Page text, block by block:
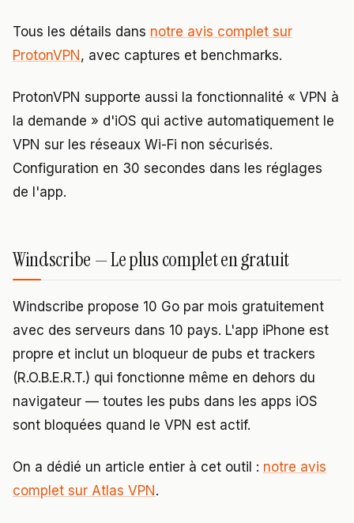
Tous les détails dans notre avis complet sur
ProtonVPN , avec captures et benchmarks.
ProtonVPN supporte aussi la fonctionnalité « VPN à
la demande » d'iOS qui active automatiquement le
VPN sur les réseaux Wi-Fi non sécurisés.
Configuration en 30 secondes dans les réglages
de l'app.
Windscribe — Le plus complet en gratuit
Windscribe propose 10 Go par mois gratuitement
avec des serveurs dans 10 pays. L'app iPhone est
propre et inclut un bloqueur de pubs et trackers
(R.O.B.E.R.T.) qui fonctionne même en dehors du
navigateur — toutes les pubs dans les apps iOS
sont bloquées quand le VPN est actif.
On a dédié un article entier à cet outil : notre avis
complet sur Atlas VPN.